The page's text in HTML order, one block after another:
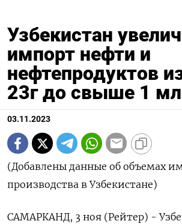
Узбекистан
импорт нефти и
нефтепродуктов
23г до свыше 1
03.11.2023
(Добавлены данные об объемах
производства в Узбекистане)
САМАРКАНД, 3 ноя (Рейтер) -